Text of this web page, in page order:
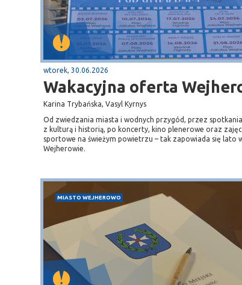
wtorek, 30.06.2026
Wakacyjna oferta
Karina Trybańska, Vasyl Kyrnys
Od zwiedzania miasta i wodnych przygód, przez spotkania
z kulturą i historią, po koncerty, kino plenerowe oraz
sportowe na świeżym powietrzu – tak zapowiada się lato
Wejherowie.
MIASTO WEJHEROWO